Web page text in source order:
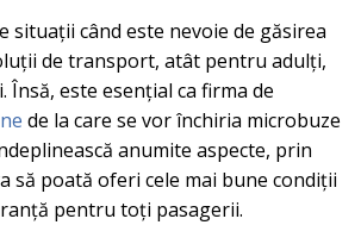
situații când este nevoie de găsirea
de transport, atât pentru adulți,
Însă, este esențial ca firma de
de la care se vor închiria microbuze
anumite aspecte, prin
să poată oferi cele mai bune condiții
pentru toți pasagerii.